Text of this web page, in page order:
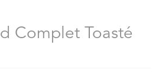
Complet Toasté